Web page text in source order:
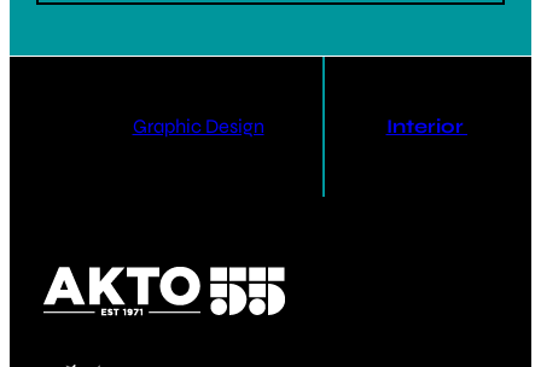
Graphic Design Interior Design